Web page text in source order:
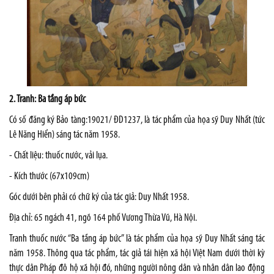
2. Tranh: Ba tầng áp bức
Có số đăng ký Bảo tàng:19021/ ĐD1237, là tác phẩm của họa sỹ Duy Nhất (tức
Lê Năng Hiển) sáng tác năm 1958.
- Chất liệu: thuốc nước, vải lụa.
- Kích thước (67x109cm)
Góc dưới bên phải có chữ ký của tác giả: Duy Nhất 1958.
Địa chỉ: 65 ngách 41, ngõ 164 phố Vương Thừa Vũ, Hà Nội.
Tranh thuốc nước “Ba tầng áp bức” là tác phẩm của họa sỹ Duy Nhất sáng tác
năm 1958. Thông qua tác phẩm, tác giả tái hiện xã hội Việt Nam dưới thời kỳ
thực dân Pháp đô hộ xã hội đó, những người nông dân và nhân dân lao động